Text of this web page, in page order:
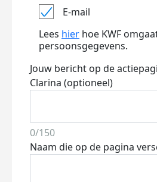
E-mail
Lees hier hoe KWF
persoonsgegevens.
Jouw bericht op de
Clarina (optioneel)
0/150
Naam die op de pagina